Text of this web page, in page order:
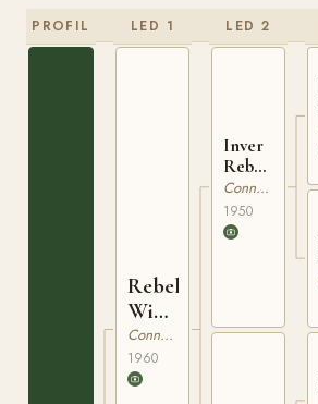
PROFIL LED 1
Rebel
Wind
IRE
127
Connemara
1960
LED 2
Inver
Rebel
IRE 93
Connemara
1950